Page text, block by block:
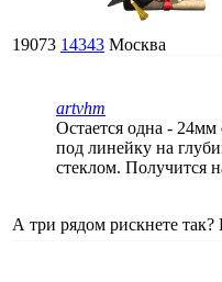
19073 14343 Москва
artvhm
Остается одна - 24мм
под линейку на
стеклом. Получится
А три рядом рискнете